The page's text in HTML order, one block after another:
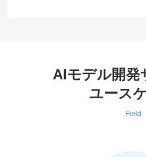
AIモデル開発
ユース
Field